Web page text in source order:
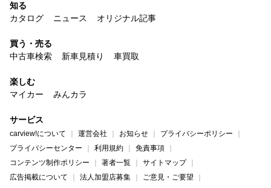
知る
カタログ
ニュース オリジナル記事
買う・売る
中古車検索
新車見積り 車買取
楽しむ
マイカー
みんカラ
サービス
carview!について 運営会社 お知らせ
プライバシーポリシー
プライバシーセンター
利用規約
免責事項
コンテンツ制作ポリシー
著者一覧
サイトマップ
広告掲載について
法人加盟店募集
ご意見・ご要望